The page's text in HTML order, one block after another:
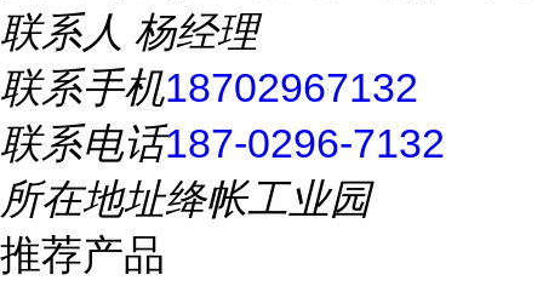
联系人 杨经理
联系手机18702967132
联系电话187-0296-7132
所在地址绛帐工业园
推荐产品